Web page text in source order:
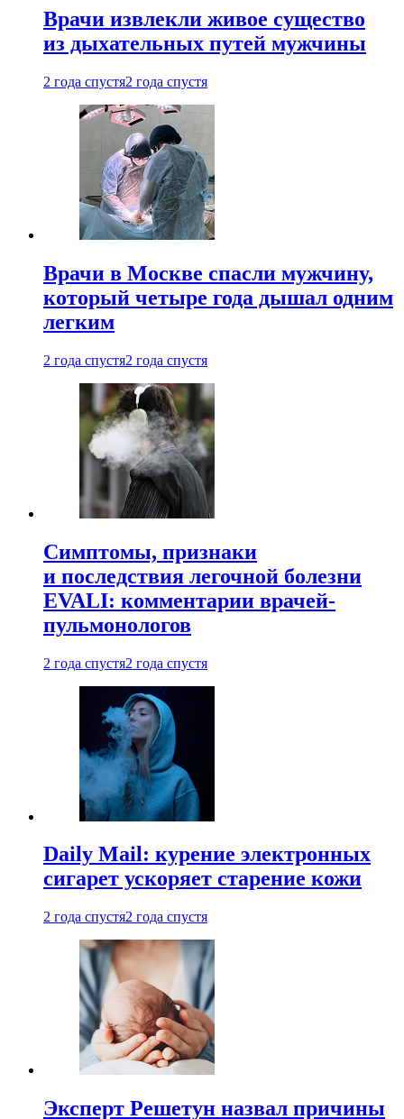
Врачи извлекли живое существо
из дыхательных путей мужчины
2 года спустя2 года спустя
Врачи в Москве спасли мужчину,
который четыре года дышал одним
легким
2 года спустя2 года спустя
Симптомы, признаки
и последствия легочной болезни
EVALI: комментарии врачей-
пульмонологов
2 года спустя2 года спустя
Daily Mail: курение электронных
сигарет ускоряет старение кожи
2 года спустя2 года спустя
Эксперт Решетун назвал причины